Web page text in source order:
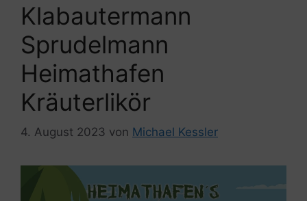
Klabautermann
Sprudelmann
Heimathafen
Kräuterlikör
4. August 2023 von Michael Kessler